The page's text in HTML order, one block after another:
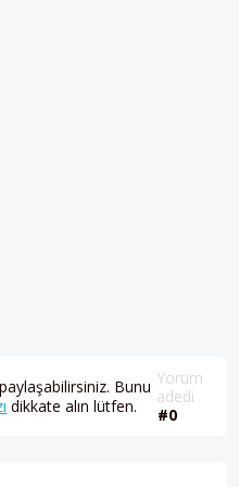
Bunu
dikkate alın lütfen.
Yorum
adedi
#0